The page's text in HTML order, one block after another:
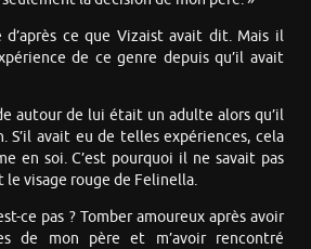
d’après ce que Vizaist avait dit. Mais il
de ce genre depuis qu’il avait
autour de lui était un adulte alors qu’il
S’il avait eu de telles expériences, cela
en soi. C’est pourquoi il ne savait pas
le visage rouge de Felinella.
ce pas ? Tomber amoureux après avoir
de mon père et m’avoir rencontré